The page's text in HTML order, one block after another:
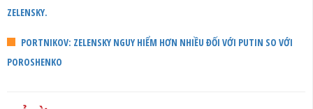
ZELENSKY.
PORTNIKOV: ZELENSKY NGUY HIỂM HƠN NHIỀU ĐỐI VỚI PUTIN SO VỚI
POROSHENKO